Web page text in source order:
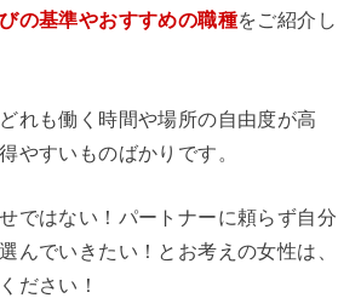
の基準やおすすめの職種をご紹介し
れも働く時間や場所の自由度が高
やすいものばかりです。
ではない！パートナーに頼らず自分
んでいきたい！とお考えの女性は、
ださい！